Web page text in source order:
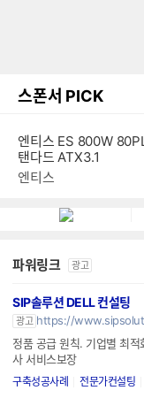
스폰서 PICK
엔티스 ES 800W
탠다드 ATX3.1
파워링크 광고
SIP솔루션 DELL 컨설팅
광고 https://
정품 공급 원칙. 기업별 최적
사 서비스보장